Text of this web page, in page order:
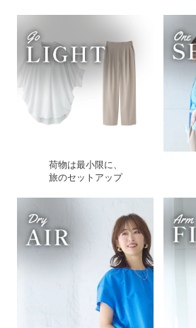
荷物は最小限に、
旅のセットアップ